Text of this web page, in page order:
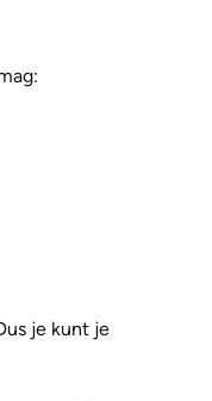
je kunt je